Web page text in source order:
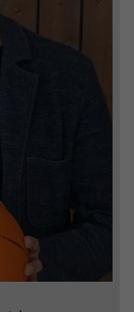
Sitzungsstatus